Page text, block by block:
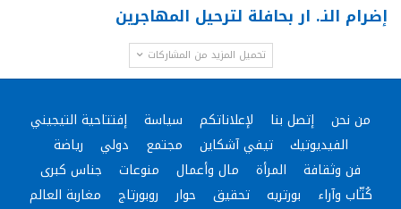
إضرام النـ. ار بحافلة لترحيل المهاجرين
تحميل المزيد من المشاركات
من نحن إتصل بنا لإعلاناتكم سياسة
إفتتاحية التيجيني
الفيديوتيك
تيفي آشكاين مجتمع دولي
رياضة
فن وثقافة
المرأة مال وأعمال منوعات
جناس كبرى
كُتّاب وآراء
بورتريه تحقيق حوار روبورتاج مغاربة العالم